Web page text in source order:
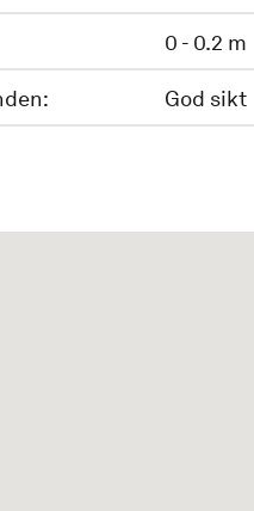
0 - 0.2 m
God sikt